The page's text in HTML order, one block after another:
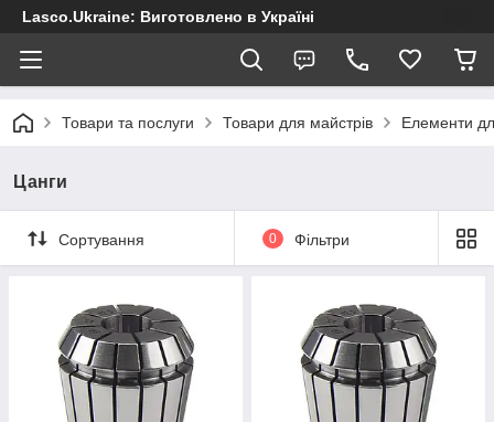
Lasco.Ukraine: Виготовлено в Україні
Товари та послуги Товари для майстрів Елементи
Цанги
Сортування 0 Фільтри